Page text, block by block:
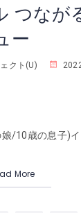
つな
ー
クト(U)
/10歳の息子)イ
More